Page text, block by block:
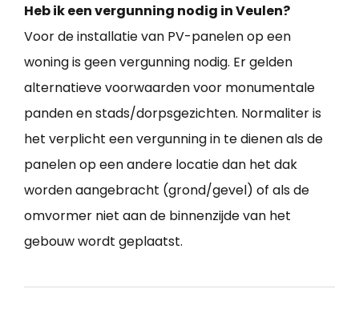
Heb ik een vergunning nodig in Veulen?
Voor de installatie van PV-panelen op een
woning is geen vergunning nodig. Er gelden
alternatieve voorwaarden voor monumentale
panden en stads/dorpsgezichten. Normaliter is
het verplicht een vergunning in te dienen als de
panelen op een andere locatie dan het dak
worden aangebracht (grond/gevel) of als de
omvormer niet aan de binnenzijde van het
gebouw wordt geplaatst.